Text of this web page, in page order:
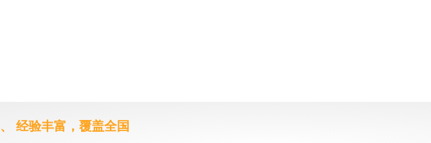
经验丰富，覆盖全国